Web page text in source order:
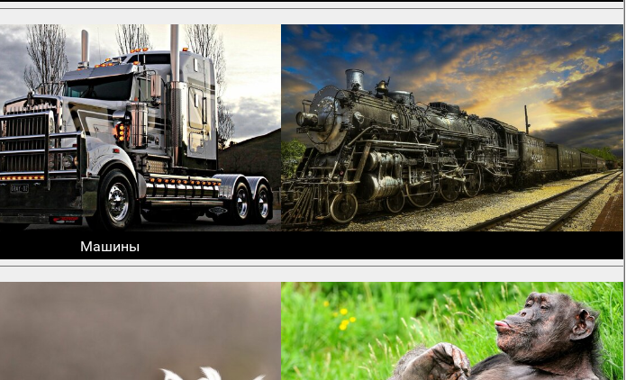
Машины